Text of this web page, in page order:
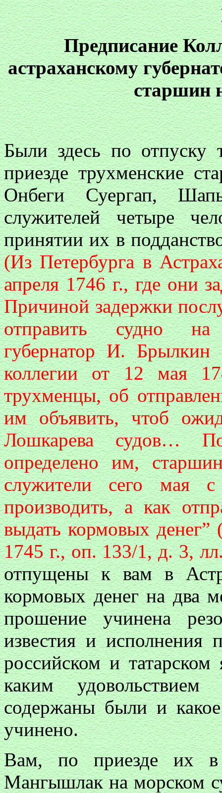
Предписание
астраханскому
старшин
Были здесь по отпуску
приезде трухменские
Онбеги Суергап,
служителей четыре
принятии их в
(Из Петербурга в
апреля 1746 г., где они
Причиной задержки
отправить судно на
губернатор И. Брылкин
коллегии от 12 мая
трухменцы, об
им объявить, чтоб
Лошкарева судов…
определено им,
служители сего мая
производить, а как
выдать кормовых
1745 г., оп. 133/1, д. 3,
отпущены к вам в
кормовых денег на два
прошение учинена
известия и
российском и татарском
каким
содержаны были и
учинено.
Вам, по приезде их в
Мангышлак на морском